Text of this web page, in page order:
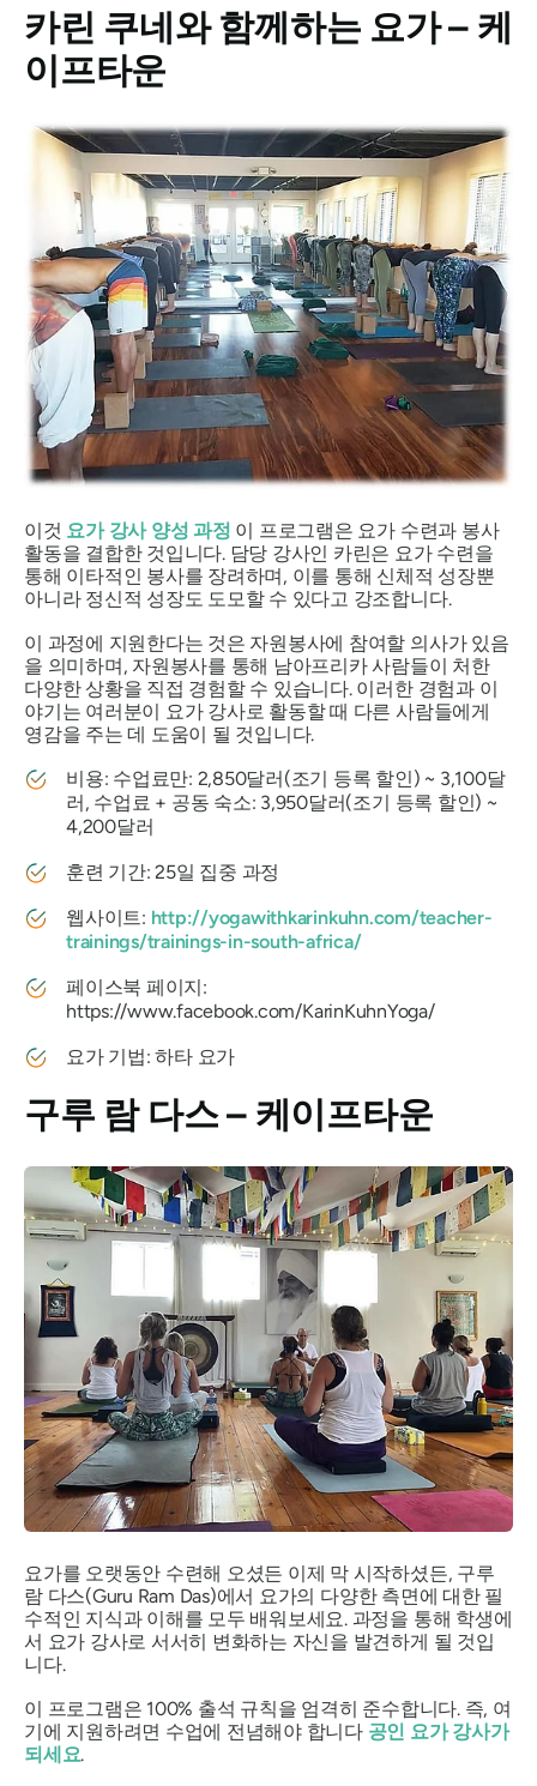
카린 쿠네와 함께하는 요가 – 케
이프타운
이것 요가 강사 양성 과정 이 프로그램은 요가 수련과 봉사
활동을 결합한 것입니다. 담당 강사인 카린은 요가 수련을
통해 이타적인 봉사를 장려하며, 이를 통해 신체적 성장뿐
아니라 정신적 성장도 도모할 수 있다고 강조합니다.
이 과정에 지원한다는 것은 자원봉사에 참여할 의사가 있음
을 의미하며, 자원봉사를 통해 남아프리카 사람들이 처한
다양한 상황을 직접 경험할 수 있습니다. 이러한 경험과 이
야기는 여러분이 요가 강사로 활동할 때 다른 사람들에게
영감을 주는 데 도움이 될 것입니다.
비용: 수업료만: 2,850달러(조기 등록 할인) ~ 3,100달
러, 수업료 + 공동 숙소: 3,950달러(조기 등록 할인) ~
4,200달러
훈련 기간: 25일 집중 과정
웹사이트: http://yogawithkarinkuhn.com/teacher-
trainings/trainings-in-south-africa/
페이스북 페이지:
https://www.facebook.com/KarinKuhnYoga/
요가 기법: 하타 요가
구루 람 다스 – 케이프타운
요가를 오랫동안 수련해 오셨든 이제 막 시작하셨든, 구루
람 다스(Guru Ram Das)에서 요가의 다양한 측면에 대한 필
수적인 지식과 이해를 모두 배워보세요. 과정을 통해 학생에
서 요가 강사로 서서히 변화하는 자신을 발견하게 될 것입
니다.
이 프로그램은 100% 출석 규칙을 엄격히 준수합니다. 즉, 여
기에 지원하려면 수업에 전념해야 합니다 공인 요가 강사가
되세요.